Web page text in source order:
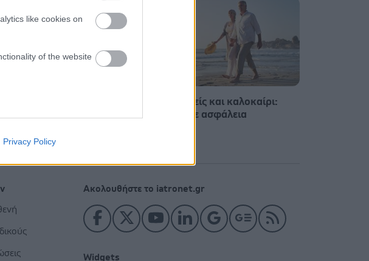
like cookies on
of the website
user protection.
Privacy Policy
Καρδιοπαθείς και καλοκαίρι:
Διακοπές με ασφάλεια
Ακολουθήστε το iatronet.gr
Widgets